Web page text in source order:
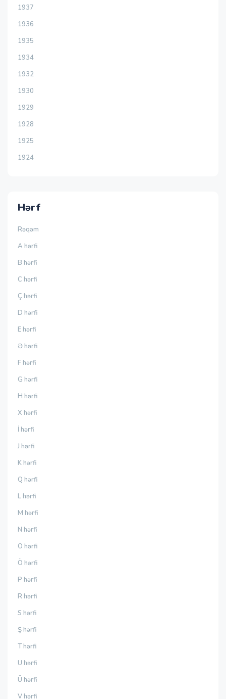
1937
1936
1935
1934
1932
1930
1929
1928
1925
1924
Hərf
Rəqəm
A hərfi
B hərfi
C hərfi
Ç hərfi
D hərfi
E hərfi
Ə hərfi
F hərfi
G hərfi
H hərfi
X hərfi
İ hərfi
J hərfi
K hərfi
Q hərfi
L hərfi
M hərfi
N hərfi
O hərfi
Ö hərfi
P hərfi
R hərfi
S hərfi
Ş hərfi
T hərfi
U hərfi
Ü hərfi
V hərfi